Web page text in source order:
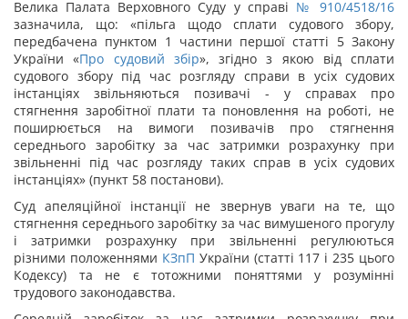
Велика Палата Верховного Суду у справі № 910/4518/16
зазначила, що: «пільга щодо сплати судового збору,
передбачена пунктом 1 частини першої статті 5 Закону
України «Про судовий збір», згідно з якою від сплати
судового збору під час розгляду справи в усіх судових
інстанціях звільняються позивачі - у справах про
стягнення заробітної плати та поновлення на роботі, не
поширюється на вимоги позивачів про стягнення
середнього заробітку за час затримки розрахунку при
звільненні під час розгляду таких справ в усіх судових
інстанціях» (пункт 58 постанови).
Суд апеляційної інстанції не звернув уваги на те, що
стягнення середнього заробітку за час вимушеного прогулу
і затримки розрахунку при звільненні регулюються
різними положеннями КЗпП України (статті 117 і 235 цього
Кодексу) та не є тотожними поняттями у розумінні
трудового законодавства.